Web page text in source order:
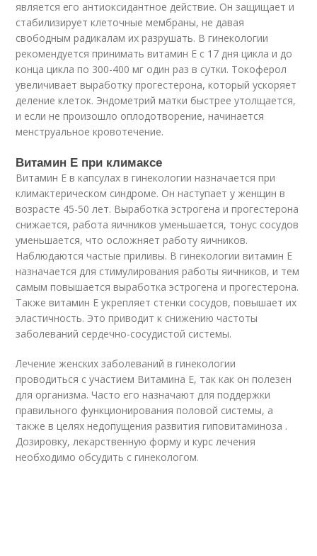
является его антиоксидантное действие. Он защищает и
стабилизирует клеточные мембраны, не давая
свободным радикалам их разрушать. В гинекологии
рекомендуется принимать витамин Е с 17 дня цикла и до
конца цикла по 300-400 мг один раз в сутки. Токоферол
увеличивает выработку прогестерона, который ускоряет
деление клеток. Эндометрий матки быстрее утолщается,
и если не произошло оплодотворение, начинается
менструальное кровотечение.
Витамин Е при климаксе
Витамин Е в капсулах в гинекологии назначается при
климактерическом синдроме. Он наступает у женщин в
возрасте 45-50 лет. Выработка эстрогена и прогестерона
снижается, работа яичников уменьшается, тонус сосудов
уменьшается, что осложняет работу яичников.
Наблюдаются частые приливы. В гинекологии витамин Е
назначается для стимулирования работы яичников, и тем
самым повышается выработка эстрогена и прогестерона.
Также витамин Е укрепляет стенки сосудов, повышает их
эластичность. Это приводит к снижению частоты
заболеваний сердечно-сосудистой системы.
Лечение женских заболеваний в гинекологии
проводиться с участием Витамина Е, так как он полезен
для организма. Часто его назначают для поддержки
правильного функционирования половой системы, а
также в целях недопущения развития гиповитаминоза .
Дозировку, лекарственную форму и курс лечения
необходимо обсудить с гинекологом.